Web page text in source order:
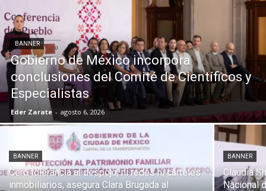
BANNER
Gobierno de México incorpora
conclusiones del Comité de Científicos y
Especialistas
Eder Zarate - agosto 6, 2026
BANNER
Cero tolerancia al despojo, ni redes ni cárteles
inmobiliarios, asegura Clara Brugada al
BANNER
Claudia
Nacional